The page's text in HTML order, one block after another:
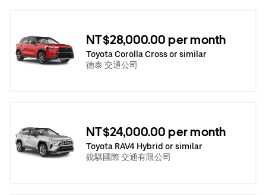
NT$28,000.00 per month
Toyota Corolla Cross or similar
德泰 交通公司
NT$24,000.00 per month
Toyota RAV4 Hybrid or similar
銳騏國際 交通有限公司